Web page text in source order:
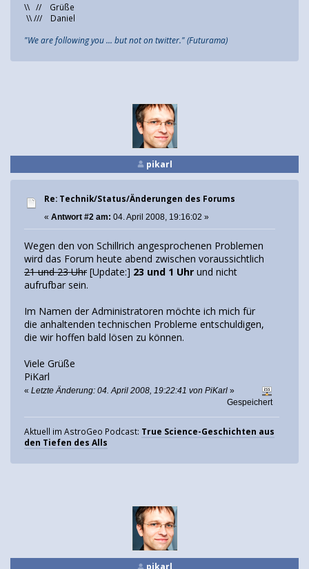
\\ // Grüße
\\ /// Daniel
"We are following you ... but not on twitter." (Futurama)
pikarl
Re: Technik/Status/Änderungen des Forums
« Antwort #2 am: 04. April 2008, 19:16:02 »
Wegen den von Schillrich angesprochenen Problemen
wird das Forum heute abend zwischen voraussichtlich
21 und 23 Uhr [Update:] 23 und 1 Uhr und nicht
aufrufbar sein.
Im Namen der Administratoren möchte ich mich für
die anhaltenden technischen Probleme entschuldigen,
die wir hoffen bald lösen zu können.
Viele Grüße
PiKarl
« Letzte Änderung: 04. April 2008, 19:22:41 von PiKarl »
Gespeichert
Aktuell im AstroGeo Podcast: True Science-Geschichten aus
den Tiefen des Alls